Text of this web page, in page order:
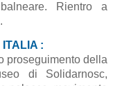
Rientro a
ITALIA :
proseguimento della
di Solidarnosc,